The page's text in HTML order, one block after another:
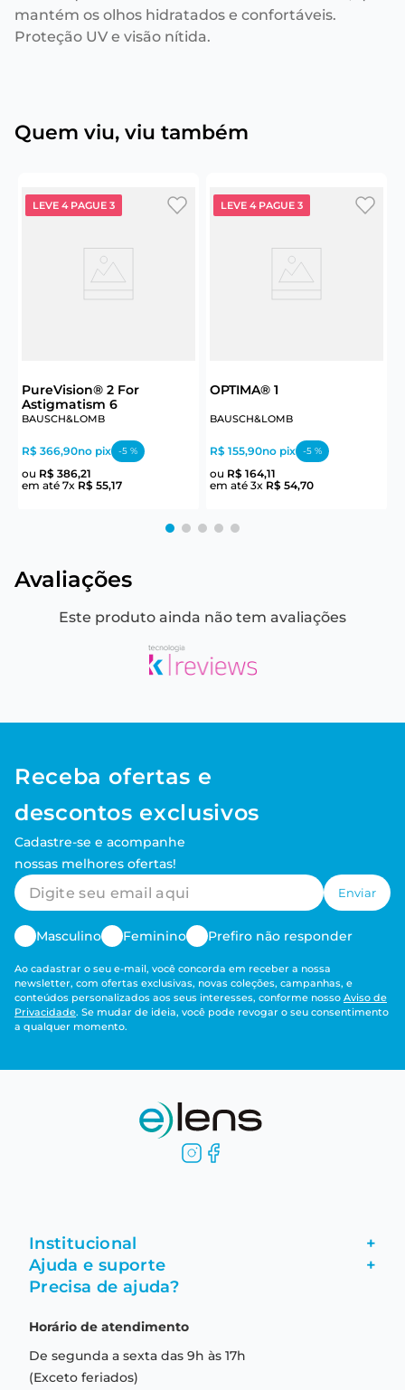
mantém os olhos hidratados e confortáveis.
Proteção UV e visão nítida.
Quem viu, viu também
LEVE 4 PAGUE 3
PureVision® 2 For
Astigmatism 6
BAUSCH&LOMB
R$ 366,90no pix -5 %
ou R$ 386,21
em até 7x R$ 55,17
LEVE 4 PAGUE 3
OPTIMA® 1
BAUSCH&LOMB
R$ 155,90no pix -5 %
ou R$ 164,11
em até 3x R$ 54,70
Avaliações
Este produto ainda não tem avaliações
Receba ofertas e
descontos exclusivos
Cadastre-se e acompanhe
nossas melhores ofertas!
Enviar
Masculino Feminino Prefiro não responder
Ao cadastrar o seu e-mail, você concorda em receber a nossa
newsletter, com ofertas exclusivas, novas coleções, campanhas, e
conteúdos personalizados aos seus interesses, conforme nosso Aviso de
Privacidade. Se mudar de ideia, você pode revogar o seu consentimento
a qualquer momento.
Institucional +
Fale conosco
Formas de pagamento
Ajuda e suporte +
Garantia
Troca e devolução
Precisa de ajuda?
Horário de atendimento
De segunda a sexta das 9h às 17h
(Exceto feriados)